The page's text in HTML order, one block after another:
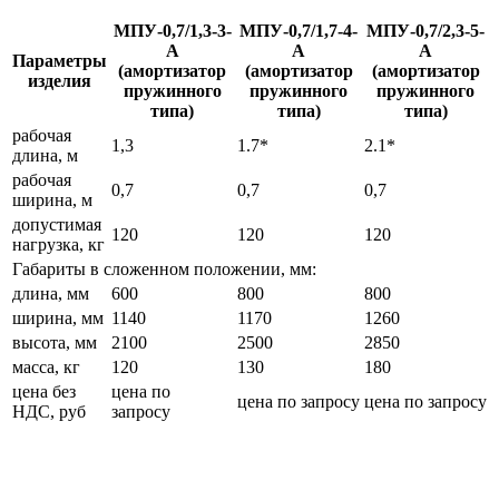
Параметры
изделия
МПУ-0,7/1,3-3-
А
(амортизатор
пружинного
типа)
МПУ-0,7/1,7-4-
А
(амортизатор
пружинного
типа)
МПУ-0,7/2,3-5-
А
(амортизатор
пружинного
типа)
рабочая
длина, м
1,3 1.7*
2.1*
рабочая
ширина, м
0,7 0,7
0,7
допустимая
нагрузка, кг
120 120
120
Габариты в сложенном положении, мм:
длина, мм
600 800
800
ширина, мм 1140 1170
1260
высота, мм
2100 2500
2850
масса, кг
120 130
180
цена без
НДС, руб
цена по
запросу
цена по запросу цена по запросу